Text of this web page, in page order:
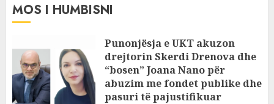
MOS I HUMBISNI
Punonjësja e UKT akuzon
drejtorin Skerdi Drenova dhe
“bosen” Joana Nano për
abuzim me fondet publike dhe
pasuri të pajustifikuar